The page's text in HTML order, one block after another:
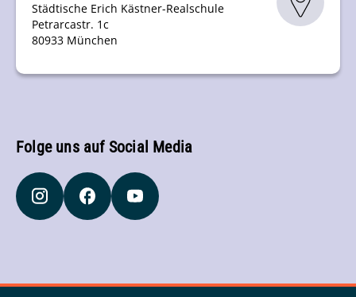
Städtische Erich Kästner-Realschule
Petrarcastr. 1c
80933 München
Folge uns auf Social Media